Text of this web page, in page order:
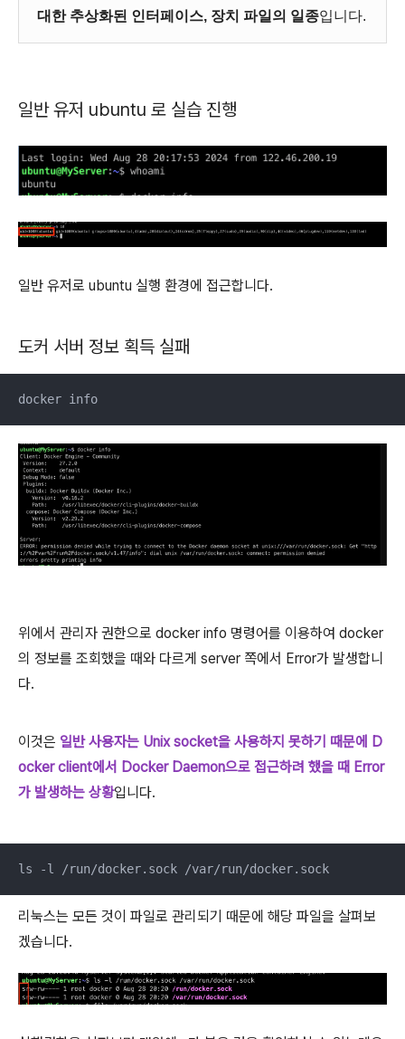
대한 추상화된 인터페이스, 장치 파일의 일종입니다.
일반 유저 ubuntu 로 실습 진행
일반 유저로 ubuntu 실행 환경에 접근합니다.
도커 서버 정보 획득 실패
docker info
위에서 관리자 권한으로 docker info 명령어를 이용하여 docker
의 정보를 조회했을 때와 다르게 server 쪽에서 Error가 발생합니
다.
이것은 일반 사용자는 Unix socket을 사용하지 못하기 때문에 D
ocker client에서 Docker Daemon으로 접근하려 했을 때 Error
가 발생하는 상황입니다.
ls -l /run/docker.sock /var/run/docker.sock
리눅스는 모든 것이 파일로 관리되기 때문에 해당 파일을 살펴보
겠습니다.